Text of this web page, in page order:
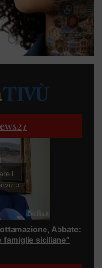
24
i
Abbate:
famiglie siciliane”